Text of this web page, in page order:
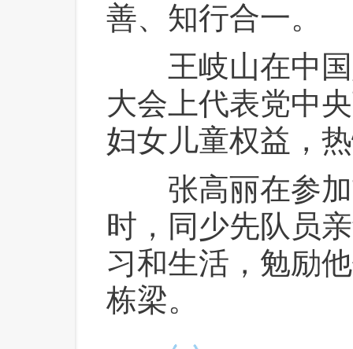
善、知行合一。
王岐山在中国
大会上代表党中
妇女儿童权益，
张高丽在参加
时，同少先队员
习和生活，勉励
栋梁。